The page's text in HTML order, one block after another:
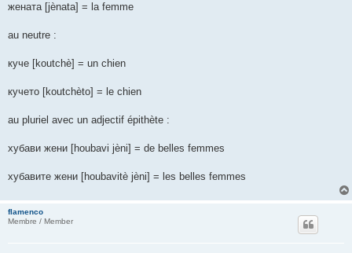
жената [jènata] = la femme
au neutre :
куче [koutchè] = un chien
кучето [koutchèto] = le chien
au pluriel avec un adjectif épithète :
хубави жени [houbavi jèni] = de belles femmes
хубавите жени [houbavitè jèni] = les belles femmes
flamenco
Membre / Member